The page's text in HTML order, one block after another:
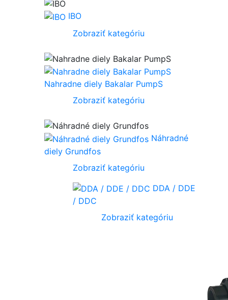
IBO
Zobraziť kategóriu
Nahradne diely Bakalar PumpS
Zobraziť kategóriu
Náhradné
diely Grundfos
Zobraziť kategóriu
DDA / DDE
/ DDC
Zobraziť kategóriu